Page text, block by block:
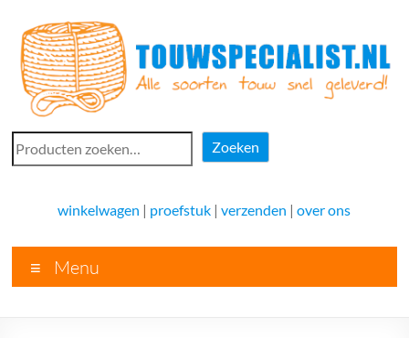
naar
inhoud
Touwspecialist.nl
voor
vele
soorten
Zoeken
Zoeken
winkelwagen | proefstuk |verzenden |over ons
Menu